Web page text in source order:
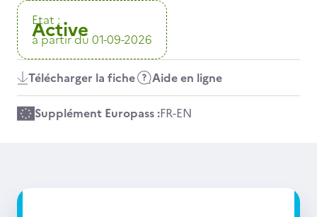
Etat :
Active
à partir du 01-09-2026
Télécharger la fiche Aide en ligne
Supplément Europass :FR-EN